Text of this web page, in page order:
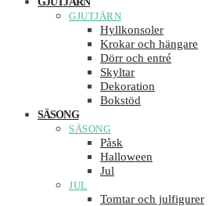
GJUTJÄRN
Hyllkonsoler
Krokar och hängare
Dörr och entré
Skyltar
Dekoration
Bokstöd
SÄSONG
SÄSONG
Påsk
Halloween
Jul
JUL
Tomtar och julfigurer